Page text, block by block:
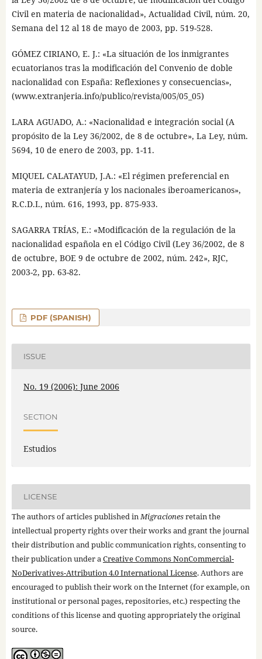
Civil en materia de nacionalidad», Actualidad Civil, núm. 20,
Semana del 12 al 18 de mayo de 2003, pp. 519-528.
GÓMEZ CIRIANO, E. J.: «La situación de los inmigrantes
ecuatorianos tras la modificación del Convenio de doble
nacionalidad con España: Reflexiones y consecuencias»,
(www.extranjeria.info/publico/revista/005/05_05)
LARA AGUADO, A.: «Nacionalidad e integración social (A
propósito de la Ley 36/2002, de 8 de octubre», La Ley, núm.
5694, 10 de enero de 2003, pp. 1-11.
MIQUEL CALATAYUD, J.A.: «El régimen preferencial en
materia de extranjería y los nacionales iberoamericanos»,
R.C.D.I., núm. 616, 1993, pp. 875-933.
SAGARRA TRÍAS, E.: «Modificación de la regulación de la
nacionalidad española en el Código Civil (Ley 36/2002, de 8
de octubre, BOE 9 de octubre de 2002, núm. 242», RJC,
2003-2, pp. 63-82.
PDF (SPANISH)
ISSUE
No. 19 (2006): June 2006
SECTION
Estudios
LICENSE
The authors of articles published inMigracionesretain the
intellectual property rights over their works and grant the journal
their distribution and public communication rights, consenting to
their publication under aCreative Commons NonCommercial-
NoDerivatives-Attribution 4.0 International License. Authors are
encouraged to publish their work on the Internet (for example, on
institutional or personal pages, repositories, etc.) respecting the
conditions of this license and quoting appropriately the original
source.